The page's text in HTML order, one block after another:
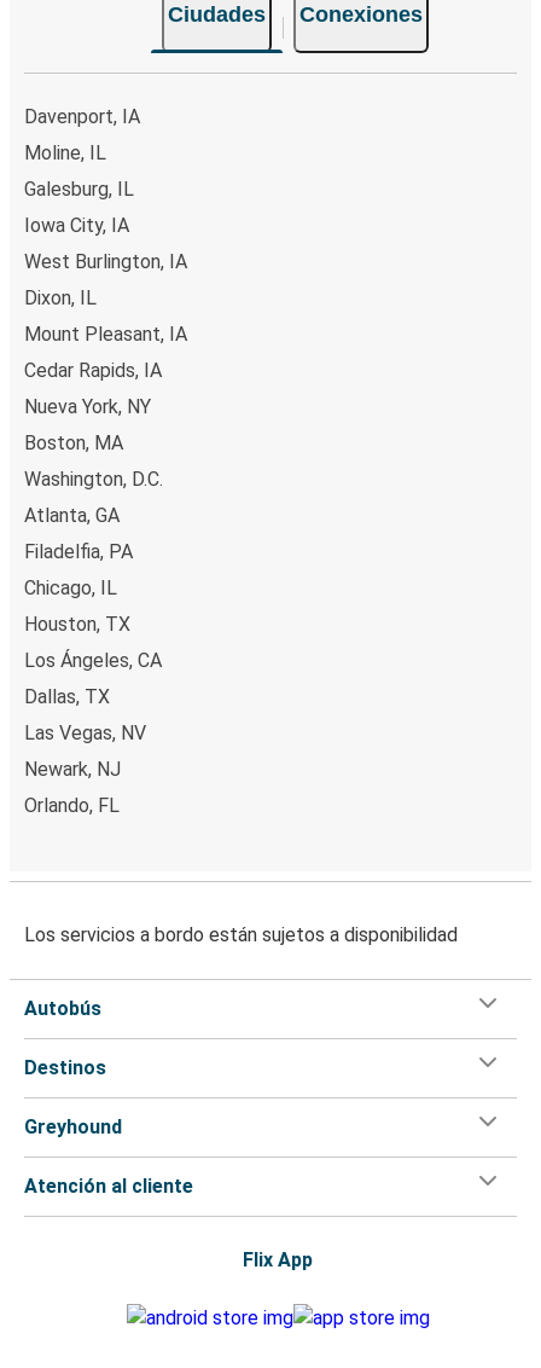
Ciudades Conexiones
Davenport, IA
Moline, IL
Galesburg, IL
Iowa City, IA
West Burlington, IA
Dixon, IL
Mount Pleasant, IA
Cedar Rapids, IA
Nueva York, NY
Boston, MA
Washington, D.C.
Atlanta, GA
Filadelfia, PA
Chicago, IL
Houston, TX
Los Ángeles, CA
Dallas, TX
Las Vegas, NV
Newark, NJ
Orlando, FL
Los servicios a bordo están sujetos a disponibilidad
Autobús
Destinos
Greyhound
Atención al cliente
Flix App